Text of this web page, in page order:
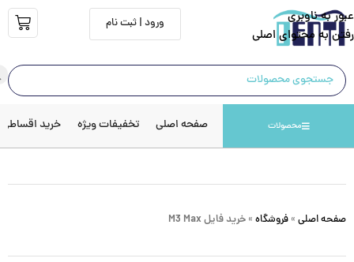
عبور به ناوبری
رفتن به محتوای اصلی
ورود | ثبت نام
محصولات صفحه اصلی تخفیفات ویژه خرید اقساطی
صفحه اصلی » فروشگاه » خرید فایل M3 Max